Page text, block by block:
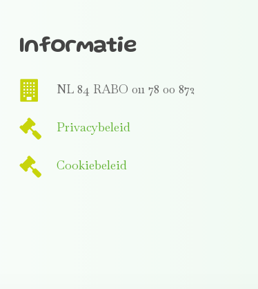
Informatie
NL 84 RABO 011 78 00 872
Privacybeleid
Cookiebeleid